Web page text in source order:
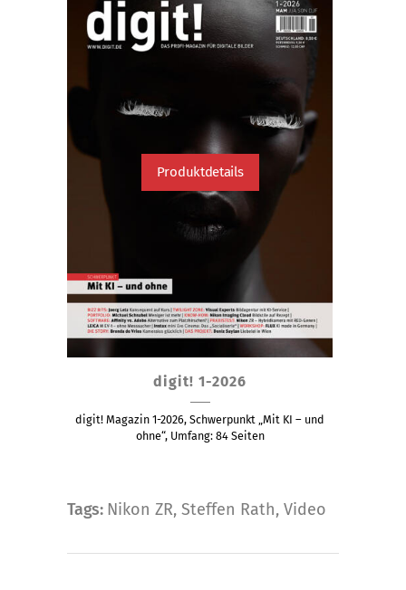
Produktdetails
weist
Die
können
digit! 1-2026
digit! Magazin 1-2026, Schwerpunkt „Mit KI – und
ohne“, Umfang: 84 Seiten
Tags: Nikon ZR, Steffen Rath, Video